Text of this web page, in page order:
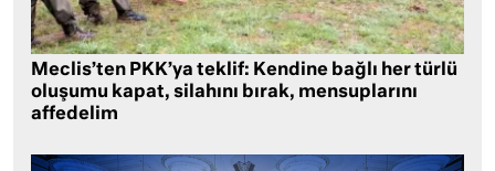
Meclis’ten PKK’ya teklif: Kendine bağlı her türlü
oluşumu kapat, silahını bırak, mensuplarını
affedelim